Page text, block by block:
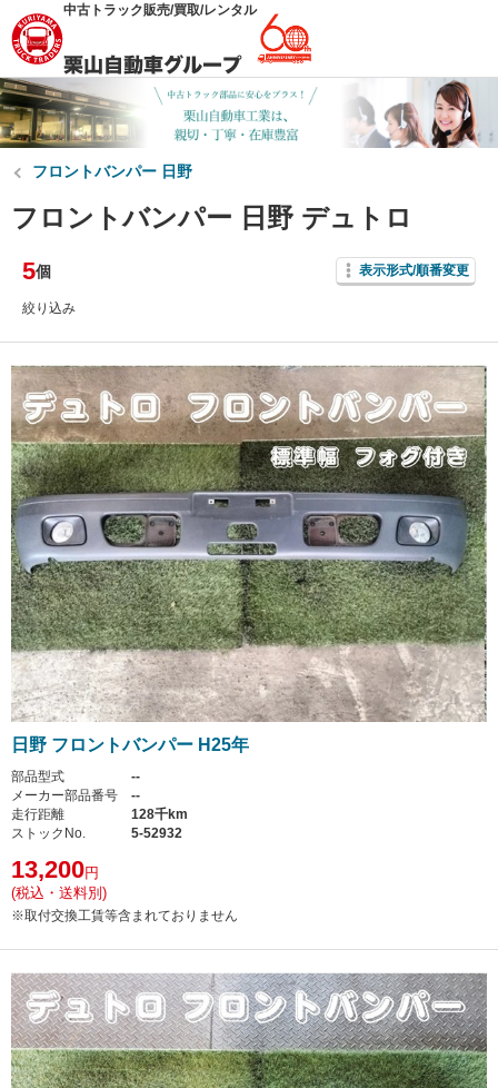
中古トラック販売/買取/レンタル
フロントバンパー 日野
フロントバンパー 日野 デュトロ
5個 表示形式/順番変更
絞り込み
日野 フロントバンパー H25年
部品型式
--
メーカー部品番号
--
走行距離
128千km
ストックNo.
5-52932
13,200円
(税込・送料別)
※取付交換工賃等含まれておりません